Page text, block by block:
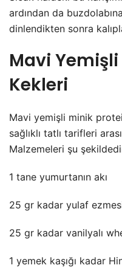
ardından da
dinlendikten sonra
Mavi
Kekleri
Mavi yemişli minik
sağlıklı tatlı tarifleri
Malzemeleri şu
1 tane yumurtanın akı
25 gr kadar yulaf
25 gr kadar vanilyalı
1 yemek kaşığı kadar